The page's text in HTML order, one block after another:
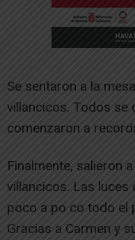
Se sentaron a la
villancicos. Todos se
comenzaron a
Finalmente, salieron
villancicos. Las luces
poco a po co todo el
Gracias a Carmen y